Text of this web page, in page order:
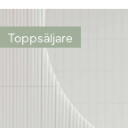
Toppsäljare